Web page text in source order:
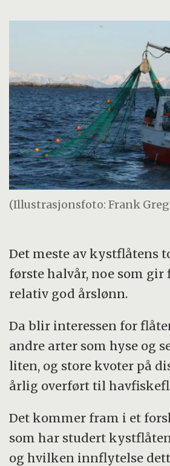
(Illustrasjonsfoto: Frank
Det meste av kystflåtens
første halvår, noe som gir
relativ god årslønn.
Da blir interessen for
andre arter som hyse og
liten, og store kvoter på
årlig overført til
Det kommer fram i et
som har studert
og hvilken innflytelse